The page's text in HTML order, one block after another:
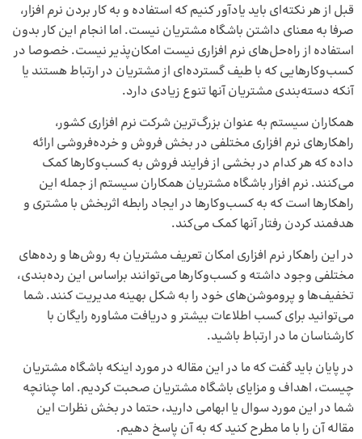
قبل از هر نکته‌ای باید یادآور کنیم که استفاده و به کار بردن نرم افزار،
صرفا به معنای داشتن باشگاه مشتریان نیست. اما انجام این کار بدون
استفاده از راه‌حل‌های نرم افزاری نیست امکان‌پذیر نیست. خصوصا در
کسب‌وکارهایی که با طیف گسترده‌ای از مشتریان در ارتباط هستند یا
آنکه دسته‌بندی مشتریان آنها تنوع زیادی دارد.
همکاران سیستم به عنوان بزرگ‌ترین شرکت نرم افزاری کشور،
راهکارهای نرم افزاری مختلفی در بخش فروش و خرده‌فروشی ارائه
داده که هر کدام در بخشی از فرایند فروش به کسب‌وکارها کمک
می‌کنند. نرم افزار باشگاه مشتریانهمکاران سیستم از جمله این
راهکارها است که به کسب‌وکارها در ایجاد رابطه اثربخش با مشتری و
هدفمند کردن رفتار آنها کمک می‌کند.
در این راهکار نرم افزاری امکان تعریف مشتریان به روش‌ها و رده‌های
مختلفی وجود داشته و کسب‌وکارها می‌توانند براساس این رده‌بندی،
تخفیف‌ها و پروموشن‌های خود را به شکل بهینه مدیریت کنند. شما
می‌توانید برای کسب اطلاعات بیشتر و دریافت مشاوره رایگان با
کارشناسان ما در ارتباط باشید.
در پایان باید گفت که ما در این مقاله در مورد اینکه باشگاه مشتریان
چیست، اهداف و مزایای باشگاه مشتریان صحبت کردیم. اما چنانچه
شما در این مورد سوال یا ابهامی دارید، حتما در بخش نظرات این
مقاله آن را با ما مطرح کنید که به آن پاسخ دهیم.